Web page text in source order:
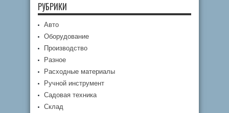
РУБРИКИ
Авто
Оборудование
Производство
Разное
Расходные материалы
Ручной инструмент
Садовая техника
Склад